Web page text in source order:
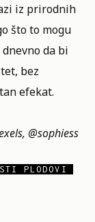
iz prirodnih
što to mogu
da bi
bez
efekat.
, @sophiess
PLODOVI